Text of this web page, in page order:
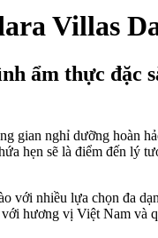
Villas
ẩm thực đặc
gian nghỉ dưỡng hoàn
hẹn sẽ là điểm đến
nhiều lựa chọn đa
hương vị Việt Nam